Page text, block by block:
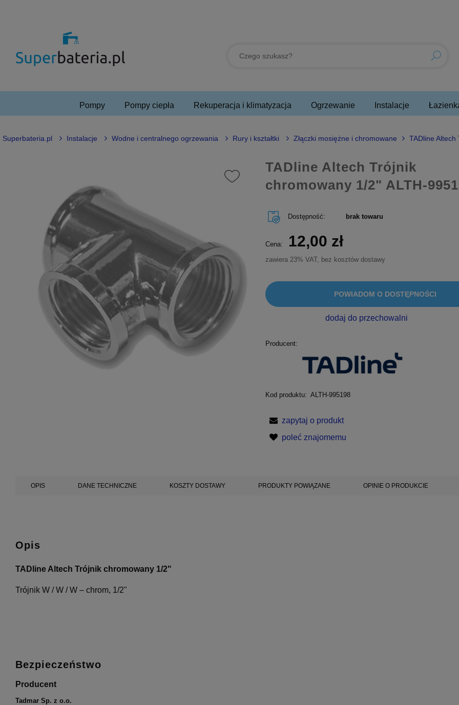
Pompy Pompy ciepła Rekuperacja i klimatyzacja Ogrzewanie Instalacje
Superbateria.pl Instalacje Wodne i centralnego ogrzewania Rury i kształtki Złączki mosiężne i chromowane TADline
TADline Altech Trójnik
chromowany 1/2" ALTH-
Dostępność: brak towaru
Cena: 12,00 zł
zawiera 23% VAT, bez kosztów dostawy
POWIADOM O DOSTĘPNOŚCI
dodaj do przechowalni
Producent:
Kod produktu: ALTH-995198
zapytaj o produkt
poleć znajomemu
OPIS DANE TECHNICZNE KOSZTY DOSTAWY PRODUKTY POWIĄZANE OPINIE O PRODUKCIE
Opis
TADline Altech Trójnik chromowany 1/2"
Trójnik W / W / W – chrom, 1/2"
Bezpieczeństwo
Producent
Tadmar Sp. z o.o.